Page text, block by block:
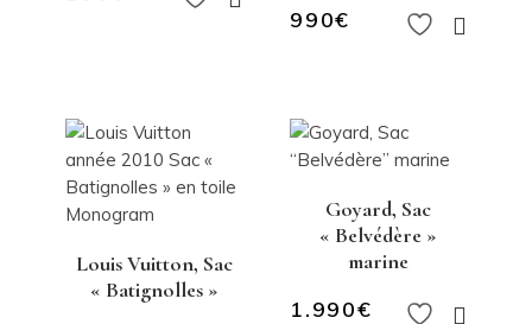
990€
Louis Vuitton, Sac
« Batignolles »
Goyard, Sac
« Belvédère »
marine
1.990€